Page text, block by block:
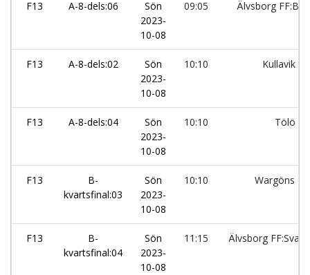
F13 A-8-dels:06
Sön
2023-
10-08
09:05 Älvsborg FF:Blå
F13 A-8-dels:02
Sön
2023-
10-08
10:10 Kullavik IF
F13 A-8-dels:04
Sön
2023-
10-08
10:10 Tölö IF
F13
B-
kvartsfinal:03
Sön
2023-
10-08
10:10 Wargöns IK
F13
B-
kvartsfinal:04
Sön
2023-
10-08
11:15 Älvsborg FF:Svart